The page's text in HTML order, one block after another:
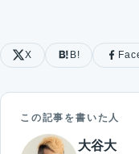
X B!
この記事を書いた人
大谷大